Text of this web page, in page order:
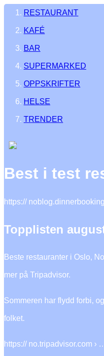
RESTAURANT
KAFÉ
BAR
SUPERMARKED
OPPSKRIFTER
HELSE
TRENDER
Best i test
https://
Topplisten
Beste restauranter i Oslo,
mer på Tripadvisor.
Sommeren har flydd forbi,
folket.
https:// no.tripadvisor.com ›